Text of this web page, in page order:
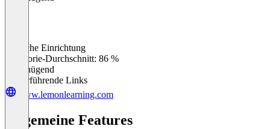
Einfache Einrichtung
Kategorie-Durchschnitt: 86 %
Ungenügend
Weiterführende Links
www.lemonlearning.com
Allgemeine Features